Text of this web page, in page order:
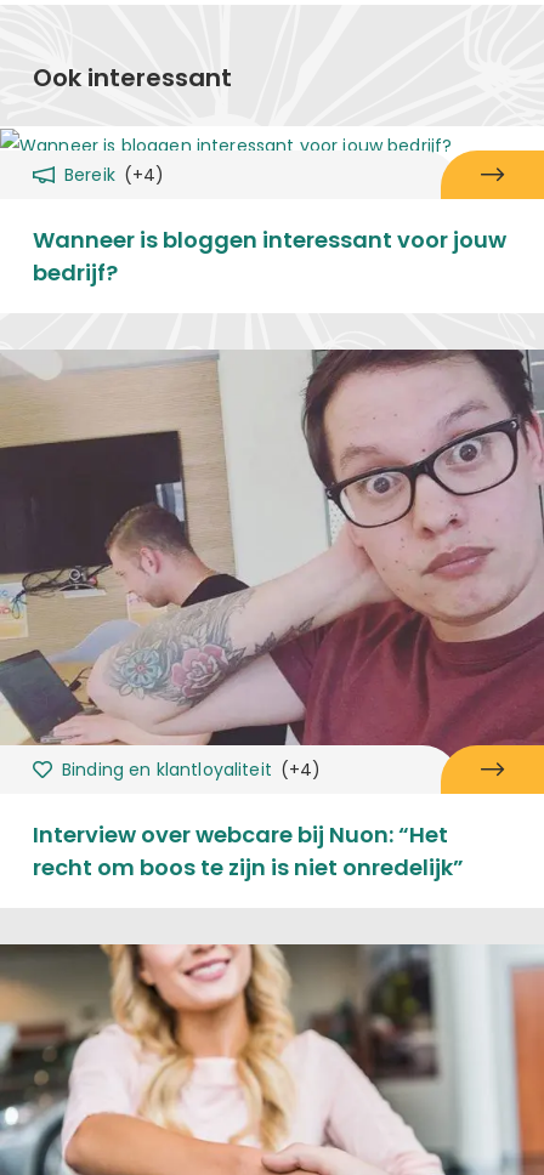
Ook interessant
Bereik (+4)
Wanneer is bloggen interessant voor jouw
bedrijf?
Binding en klantloyaliteit (+4)
Interview over webcare bij Nuon: “Het
recht om boos te zijn is niet onredelijk”